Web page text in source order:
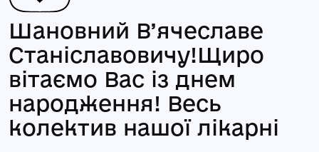
Шановний В’ячеславе
Станіславовичу!Щиро
вітаємо Вас із днем
народження! Весь
колектив нашої лікарні